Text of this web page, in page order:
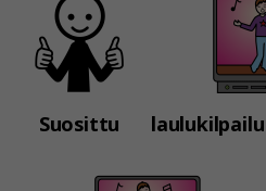
Suosittu